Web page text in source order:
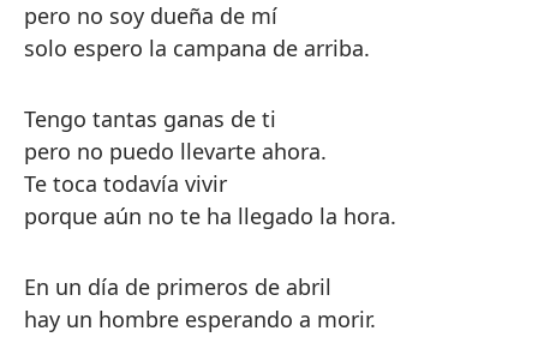
pero no soy dueña de mí
solo espero la campana de arriba.
Tengo tantas ganas de ti
pero no puedo llevarte ahora.
Te toca todavía vivir
porque aún no te ha llegado la hora.
En un día de primeros de abril
hay un hombre esperando a morir.